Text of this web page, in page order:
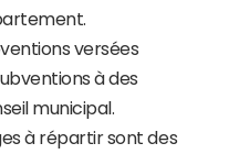
versées
à des
municipal.
à répartir sont des